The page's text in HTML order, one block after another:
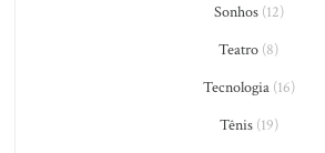
Sonhos(12)
Teatro (8)
Tecnologia(16)
Tênis(19)